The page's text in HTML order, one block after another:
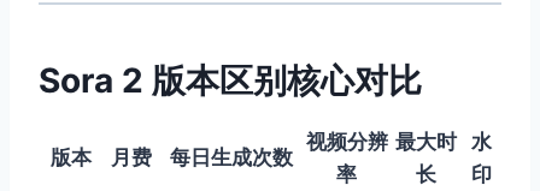
Sora 2 版本区别核心对比
版本 月费 每日生成次数
视频分辨
率
最大时
长
水
印